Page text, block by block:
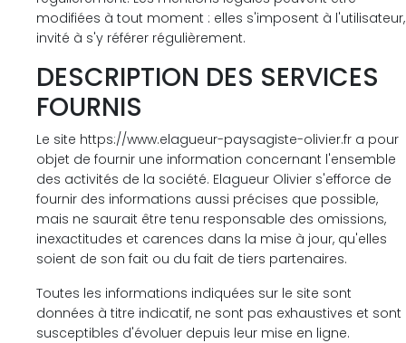
modifiées à tout moment : elles s'imposent à l'utilisateur,
invité à s'y référer régulièrement.
DESCRIPTION DES SERVICES
FOURNIS
Le site https://www.elagueur-paysagiste-olivier.fr a pour
objet de fournir une information concernant l'ensemble
des activités de la société. Elagueur Olivier s'efforce de
fournir des informations aussi précises que possible,
mais ne saurait être tenu responsable des omissions,
inexactitudes et carences dans la mise à jour, qu'elles
soient de son fait ou du fait de tiers partenaires.
Toutes les informations indiquées sur le site sont
données à titre indicatif, ne sont pas exhaustives et sont
susceptibles d'évoluer depuis leur mise en ligne.